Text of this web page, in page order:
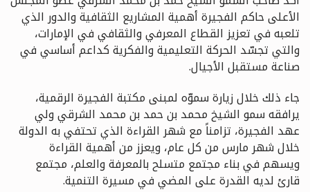
الأعلى حاكم الفجيرة أهمية المشاريع الثقافية والدور الذي
تلعبه في تعزيز القطاع المعرفي والثقافي في الإمارات،
والتي تجسّد الحركة التعليمية والفكرية كداعم أساسي في
صناعة مستقبل الأجيال.
جاء ذلك خلال زيارة سموّه لمبنى مكتبة الفجيرة الرقمية،
يرافقه سمو الشيخ محمد بن حمد بن محمد الشرقي ولي
عهد الفجيرة، تزامناً مع شهر القراءة الذي تحتفي به الدولة
خلال شهر مارس من كل عام، ويعزز من أهمية القراءة
ويسهم في بناء مجتمع متسلح بالمعرفة والعلم، مجتمع
قارئ لديه القدرة على المضي في مسيرة التنمية.